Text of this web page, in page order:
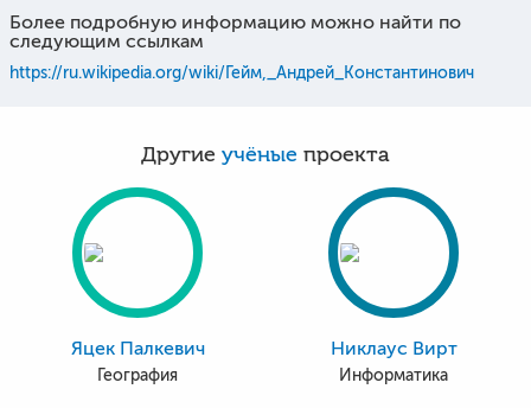
Более подробную информацию можно найти по
следующим ссылкам
https://ru.wikipedia.org/wiki/Гейм,_Андрей_Константинович
Другие учёные проекта
Яцек Палкевич
География
Никлаус Вирт
Информатика